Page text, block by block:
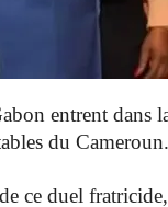
entrent dans
du Cameroun.
ce duel